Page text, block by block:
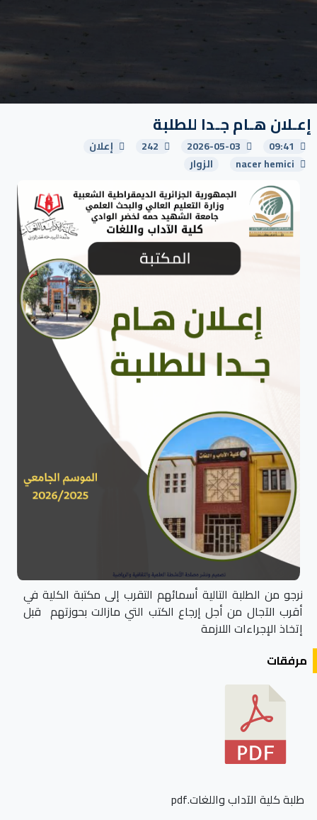
إعـلان هـام جـدا للطلبة
09:41
2026-05-03
242
إعلان
nacer hemici
الزوار
نرجو من الطلبة التالية أسمائهم التقرب إلى مكتبة الكلية في
أقرب الآجال من أجل إرجاع الكتب التي مازالت بحوزتهم قبل
إتخاذ الإجراءات اللازمة
مرفقات
طلبة كلية الآداب واللغات.pdf